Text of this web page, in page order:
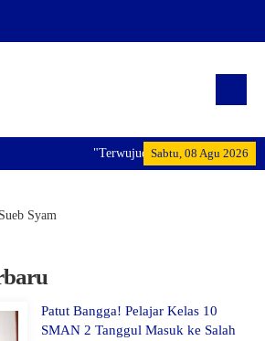
Sabtu, 08 Agu 2026
"Terwujudnya generasi pemimpin
Syam
Patut Bangga! Pelajar Kelas 10
SMAN 2 Tanggul Masuk ke Salah